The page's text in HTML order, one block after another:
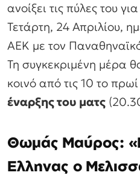
ανοίξει τις πύλες του
Τετάρτη, 24 Απριλίου,
ΑΕΚ με τον
Τη συγκεκριμένη μέρα
κοινό από τις 10 το
έναρξης του ματς
Θωμάς Μαύρος:
Ελληνας ο